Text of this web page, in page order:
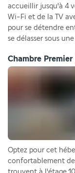
accueillir jusqu'à 4
Wi-Fi et de la TV
pour se détendre
se délasser sous
Chambre Premier
Optez pour cet
confortablement